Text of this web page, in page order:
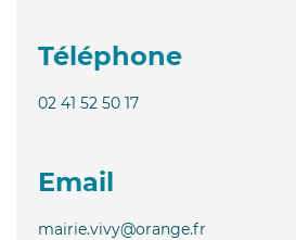
Téléphone
02 41 52 50 17
Email
mairie.vivy@orange.fr